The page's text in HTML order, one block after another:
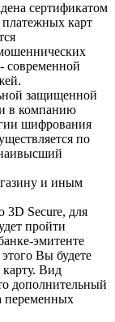
сертификатом
платежных карт
современной
защищенной
в компанию
шифрования
по
и иным
3D Secure, для
пройти
эмитенте
Вы будете
Вид
дополнительный
переменных